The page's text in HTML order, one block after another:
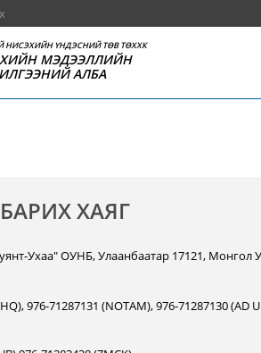
НИСЭХИЙН ҮНДЭСНИЙ ТӨВ ТӨХХК
МЭДЭЭЛЛИЙН
АЛБА
ХАЯГ
Ухаа" ОУНБ, Улаанбаатар 17121, Монгол
976-71287131 (NOTAM), 976-71287130 (AD